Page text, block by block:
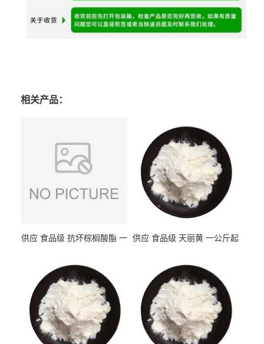
相关产品：
供应 食品级 抗坏棕榈酸酯 一
供应 食品级 天丽黄 一公斤起